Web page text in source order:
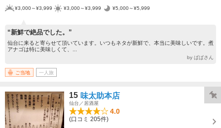
¥3,000～¥3,999 ¥3,000～¥3,999 ¥5,000～¥5,999
“新鮮で絶品でした。”
仙台に来ると寄らせて頂いています。いつもネタが新鮮で、本当に美味しいです。煮
アナゴは特に美味しくて、...
by ぱぱさん
ご当地 一人旅
15 味太助本店
仙台／居酒屋
4.0
(口コミ 205件)